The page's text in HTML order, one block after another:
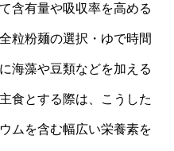
含有量や吸収率を高める
粒粉麺の選択・ゆで時間
海藻や豆類などを加える
食とする際は、こうした
ムを含む幅広い栄養素を